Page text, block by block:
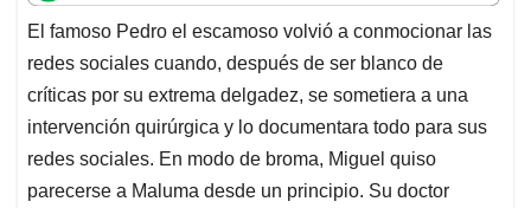
t
s
A
p
p
e
b
o
o
k
k
e
d
I
n
i
l
e
a
d
s
El famoso Pedro el escamoso volvió a conmocionar las
redes sociales cuando, después de ser blanco de
críticas por su extrema delgadez, se sometiera a una
intervención quirúrgica y lo documentara todo para sus
redes sociales. En modo de broma, Miguel quiso
parecerse a Maluma desde un principio. Su doctor